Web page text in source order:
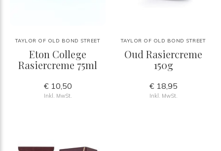
TAYLOR OF OLD BOND STREET
Eton College
Rasiercreme 75ml
€ 10,50
Inkl. MwSt.
TAYLOR OF OLD BOND STREET
Oud Rasiercreme
150g
€ 18,95
Inkl. MwSt.